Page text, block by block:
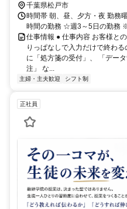
千葉県松戸市
時間帯 朝、昼、夕方・夜 勤務
時間の勤務 ☆週3～5日の勤務
仕事情報 ● 仕事内容 お客様と
りっぱなしで入力だけで終わ
に「処方箋の受付」、 「デー
注」 な...
主婦・主夫歓迎 シフト制
正社員